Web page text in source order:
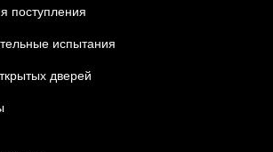
поступления
испытания
дверей